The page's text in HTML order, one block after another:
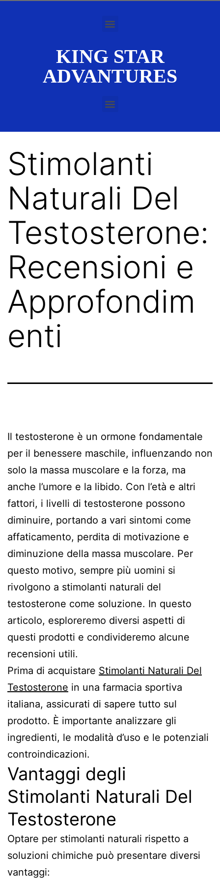
KING STAR
ADVANTURES
Stimolanti
Naturali Del
Testosterone:
Recensioni e
Approfondim
enti
Il testosterone è un ormone fondamentale
per il benessere maschile, influenzando non
solo la massa muscolare e la forza, ma
anche l’umore e la libido. Con l’età e altri
fattori, i livelli di testosterone possono
diminuire, portando a vari sintomi come
affaticamento, perdita di motivazione e
diminuzione della massa muscolare. Per
questo motivo, sempre più uomini si
rivolgono a stimolanti naturali del
testosterone come soluzione. In questo
articolo, esploreremo diversi aspetti di
questi prodotti e condivideremo alcune
recensioni utili.
Prima di acquistare Stimolanti Naturali Del
Testosterone in una farmacia sportiva
italiana, assicurati di sapere tutto sul
prodotto. È importante analizzare gli
ingredienti, le modalità d’uso e le potenziali
controindicazioni.
Vantaggi degli
Stimolanti Naturali Del
Testosterone
Optare per stimolanti naturali rispetto a
soluzioni chimiche può presentare diversi
vantaggi: